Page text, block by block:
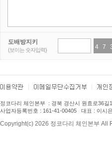
도배방지키
(보이는 숫자입력) 4 7
정코다리 체인본부 : 경북 경산시 원효로36
사업자등록번호 : 161-41-00405 대표 : 이시
Copyright(c) 2026 정코다리 체인본부 All